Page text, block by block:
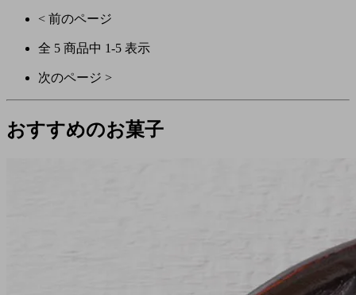
< 前のページ
全 5 商品中 1-5 表示
次のページ >
おすすめのお菓子